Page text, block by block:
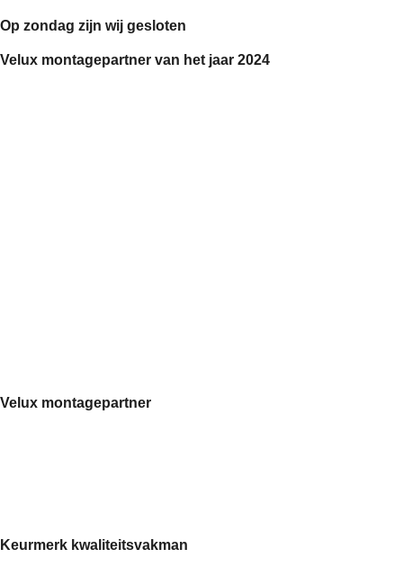
Op zondag zijn wij gesloten
Velux montagepartner van het jaar 2024
Velux montagepartner
Keurmerk kwaliteitsvakman